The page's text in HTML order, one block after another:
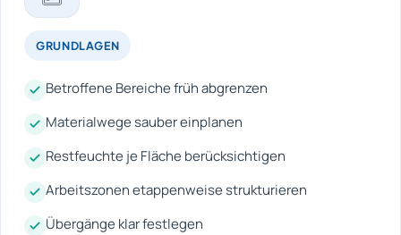
GRUNDLAGEN
Betroffene Bereiche früh abgrenzen
Materialwege sauber einplanen
Restfeuchte je Fläche berücksichtigen
Arbeitszonen etappenweise strukturieren
Übergänge klar festlegen